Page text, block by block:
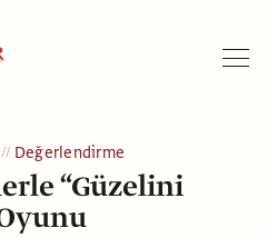
Değerlendirme
“Güzelini